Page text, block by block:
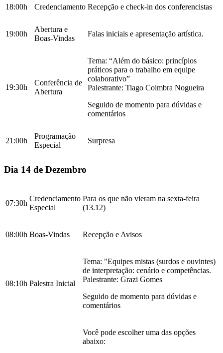
18:00h Credenciamento Recepção e check-in dos conferencistas
19:00h
Abertura e
Boas-Vindas
Falas iniciais e apresentação artística.
19:30h
Conferência de
Abertura
Tema: “Além do básico: princípios
práticos para o trabalho em equipe
colaborativo”
Palestrante: Tiago Coimbra Nogueira
Seguido de momento para dúvidas e
comentários
21:00h
Programação
Especial
Surpresa
Dia 14 de Dezembro
07:30h
Credenciamento
Especial
Para os que não vieram na sexta-feira
(13.12)
08:00h Boas-Vindas Recepção e Avisos
08:10h Palestra Inicial
Tema: "Equipes mistas (surdos e ouvintes)
de interpretação: cenário e competências.
Palestrante: Grazi Gomes
Seguido de momento para dúvidas e
comentários
Você pode escolher uma das opções
abaixo: